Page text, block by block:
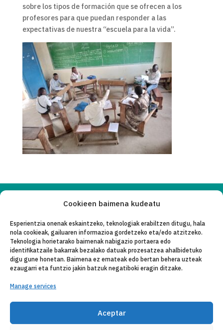
Cookieen baimena kudeatu
Esperientzia onenak eskaintzeko, teknologiak erabiltzen ditugu, hala
nola cookieak, gailuaren informazioa gordetzeko eta/edo atzitzeko.
Teknologia horietarako baimenak nabigazio portaera edo
identifikatzaile bakarrak bezalako datuak prozesatzea ahalbidetuko
digu gune honetan. Baimena ez emateak edo bertan behera uzteak
ezaugarri eta funtzio jakin batzuk negatiboki eragin ditzake.
Manage services
Aceptar
sobre los tipos de formación que se ofrecen a los
profesores para que puedan responder a las
expectativas de nuestra “escuela para la vida”.
Copyleft 2025Itaka-Escolapios
LEGE OHAR
PRIBATASUN-POLITIKA
ENTITATE KOLABORATZAILEAK